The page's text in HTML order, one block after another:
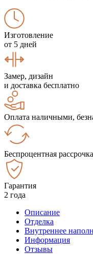
Изготовление
от 5 дней
Замер, дизайн
и доставка бесплатно
Оплата наличными,
Беспроцентная рассрочка
Гарантия
2 года
Описание
Отделка
Внутреннее
Информация
Отзывы